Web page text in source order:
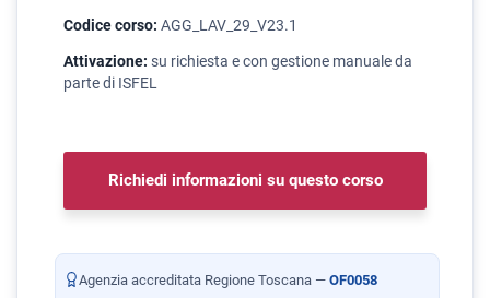
Codice corso: AGG_LAV_29_V23.1
Attivazione: su richiesta e con gestione manuale da
parte di ISFEL
Richiedi informazioni su questo corso
Agenzia accreditata Regione Toscana — OF0058